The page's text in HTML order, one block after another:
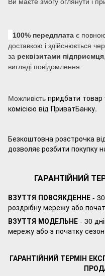
100% передплата є
доставкою і здійснюється
за реквізитами підприємця
вигляді повідомлення.
Можливість придбати товар
комісією від ПриватБанку.
Безкоштовна розстрочка
дозволяє розбити покупку
ГАРАНТІЙНИЙ
ВЗУТТЯ ПОВСЯКДЕННЕ -
роздрібну мережу або
ВЗУТТЯ МОДЕЛЬНЕ - 30
мережу або з початку
ГАРАНТІЙНИЙ ТЕРМІН